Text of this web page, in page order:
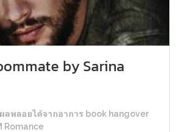
by Sarina
ลพลอยได้จากอาการ book hangover
Romance